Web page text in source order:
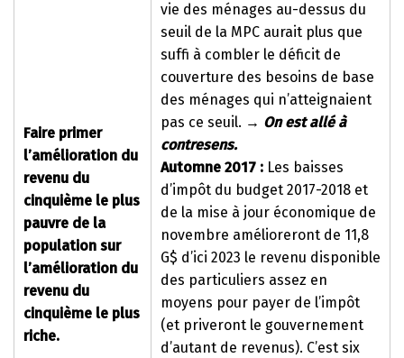
Faire primer
l’amélioration du
revenu du
cinquième le plus
pauvre de la
population sur
l’amélioration du
revenu du
cinquième le plus
riche.
vie des ménages au-dessus du
seuil de la MPC aurait plus que
suffi à combler le déficit de
couverture des besoins de base
des ménages qui n’atteignaient
pas ce seuil. → On est allé à
contresens.
Automne 2017 : Les baisses
d’impôt du budget 2017-2018 et
de la mise à jour économique de
novembre amélioreront de 11,8
G$ d’ici 2023 le revenu disponible
des particuliers assez en
moyens pour payer de l’impôt
(et priveront le gouvernement
d’autant de revenus). C’est six